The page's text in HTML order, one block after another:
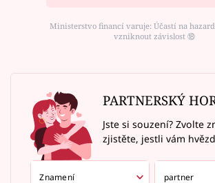
Ministerstvo financí varuje: Účastí na
vzniknout závislost ⑱
PARTNERSKÝ
Jste si souzení? Zvolte
zjistěte, jestli vám